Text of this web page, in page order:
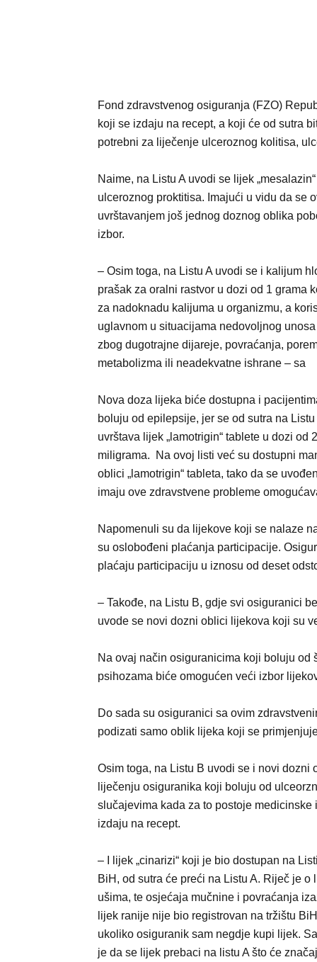
Fond zdravstvenog osiguranja (FZO)
koji se izdaju na recept, a koji će od sutra
potrebni za liječenje ulceroznog kolitisa,
Naime, na Listu A uvodi se lijek
ulceroznog proktitisa. Imajući u vidu da se
uvrštavanjem još jednog doznog oblika
izbor.
– Osim toga, na Listu A uvodi se i kalijum
prašak za oralni rastvor u dozi od 1 grama
za nadoknadu kalijuma u organizmu, a
uglavnom u situacijama nedovoljnog
zbog dugotrajne dijareje, povraćanja,
metabolizma ili neadekvatne ishrane – sa
Nova doza lijeka biće dostupna i
boluju od epilepsije, jer se od sutra na Listu
uvrštava lijek „lamotrigin“ tablete u dozi od
miligrama. Na ovoj listi već su dostupni
oblici „lamotrigin“ tableta, tako da se
imaju ove zdravstvene probleme
Napomenuli su da lijekove koji se nalaze
su oslobođeni plaćanja participacije.
plaćaju participaciju u iznosu od deset
– Takođe, na Listu B, gdje svi osiguranici
uvode se novi dozni oblici lijekova koji su
Na ovaj način osiguranicima koji boluju
psihozama biće omogućen veći izbor
Do sada su osiguranici sa ovim
podizati samo oblik lijeka koji se
Osim toga, na Listu B uvodi se i novi
liječenju osiguranika koji boluju od
slučajevima kada za to postoje
izdaju na recept.
– I lijek „cinarizi“ koji je bio dostupan na
BiH, od sutra će preći na Listu A. Riječ je
ušima, te osjećaja mučnine i povraćanja
lijek ranije nije bio registrovan na tržištu
ukoliko osiguranik sam negdje kupi lijek.
je da se lijek prebaci na listu A što će